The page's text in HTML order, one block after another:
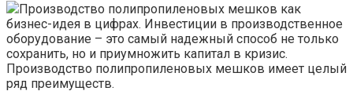
Производство полипропиленовых мешков как
бизнес-идея в цифрах. Инвестиции в производственное
оборудование – это самый надежный способ не только
сохранить, но и приумножить капитал в кризис.
Производство полипропиленовых мешков имеет целый
ряд преимуществ.